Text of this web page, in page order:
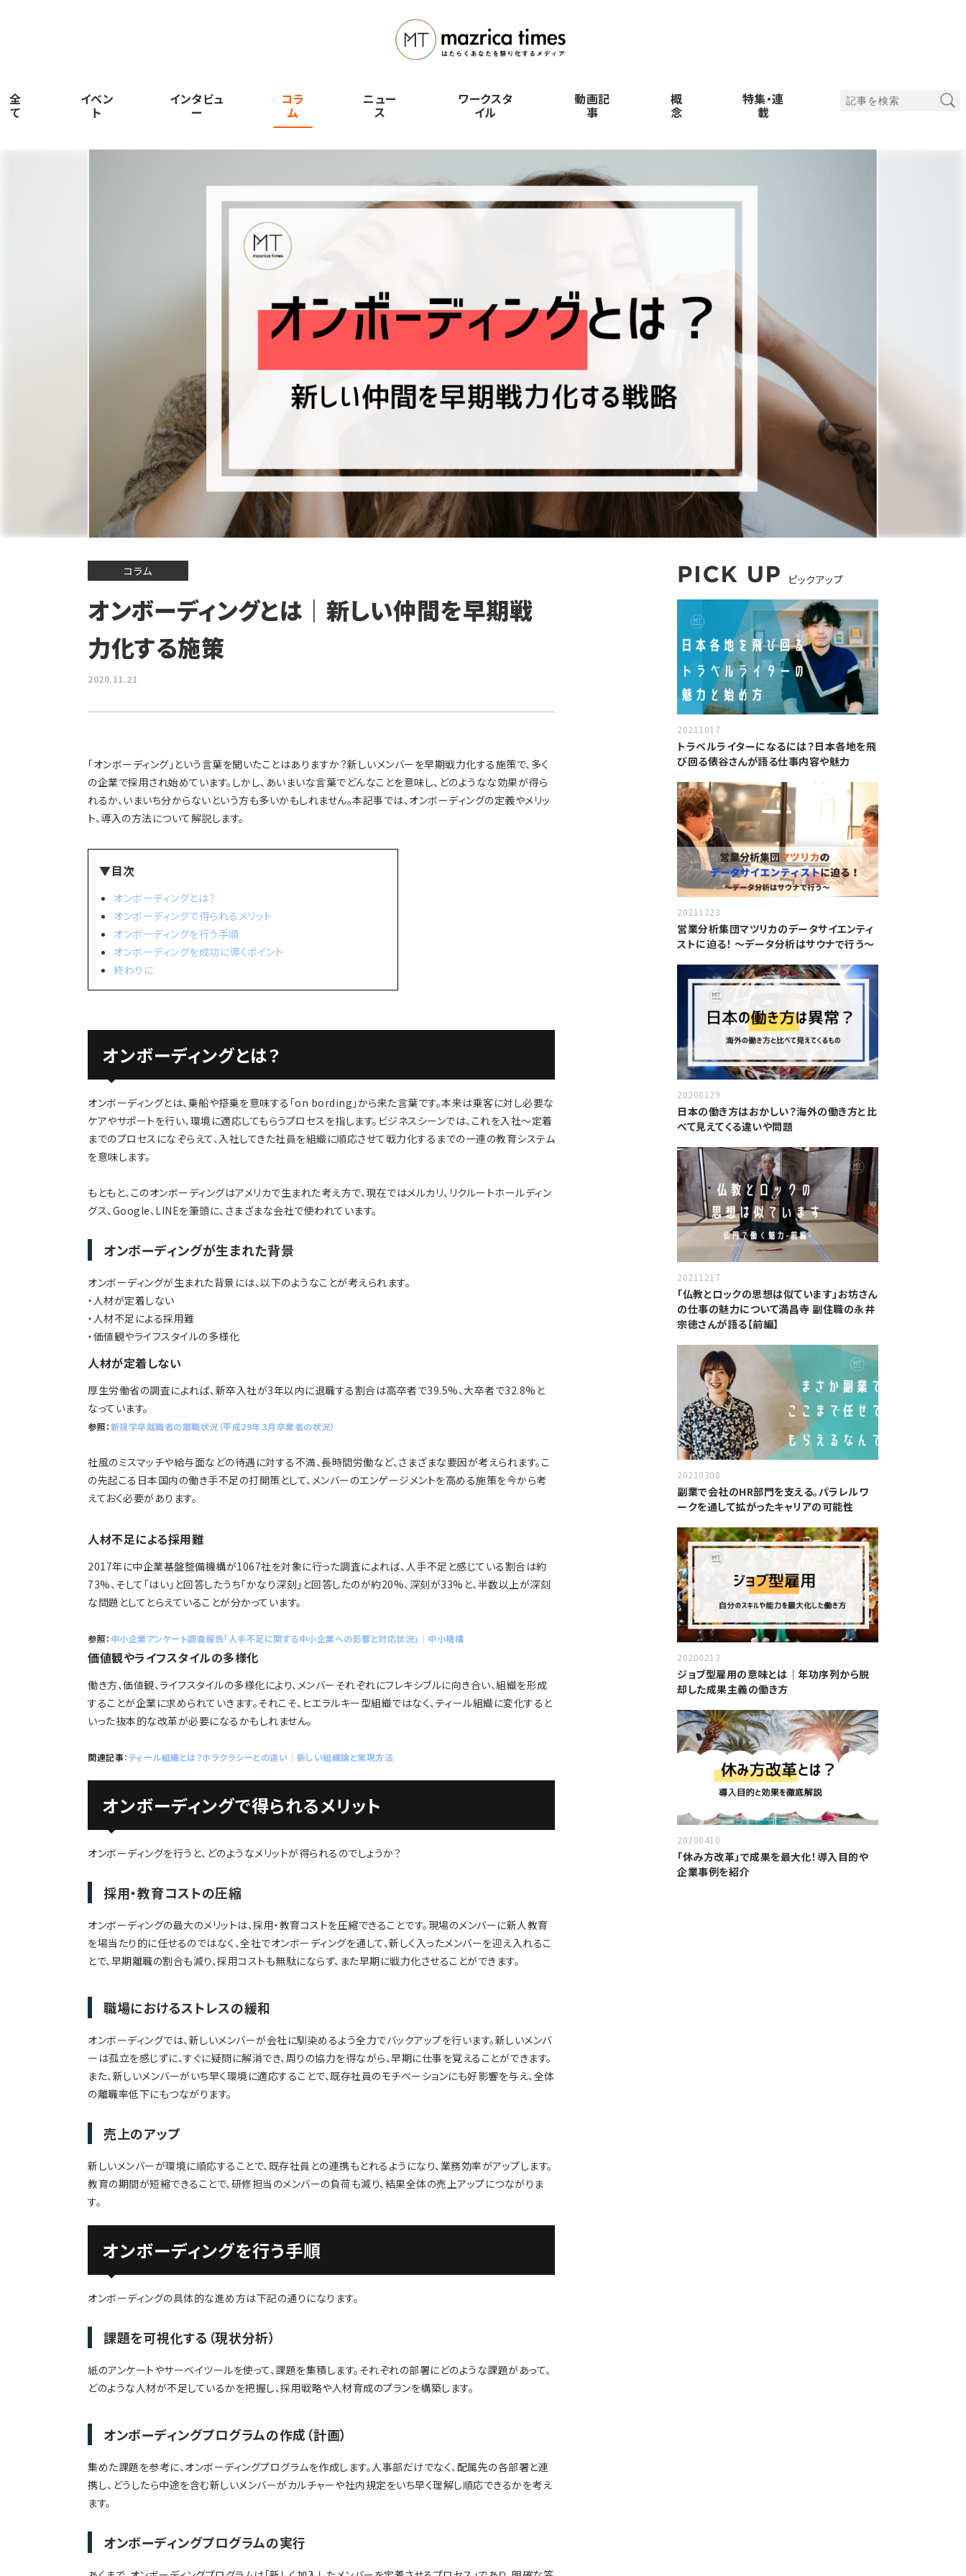
全
て
イベン
ト
インタビュ
ー
コラ
ム
ニュー
ス
ワークスタ
イル
動画記
事
概
念
特集・連
載
コラム
オンボーディングとは｜新しい仲間を早期戦
力化する施策
2020.11.21
「オンボーディング」という言葉を聞いたことはありますか？新しいメンバーを早期戦力化する施策で、多く
の企業で採用され始めています。しかし、あいまいな言葉でどんなことを意味し、どのようなな効果が得ら
れるか、いまいち分からないという方も多いかもしれません。本記事では、オンボーディングの定義やメリッ
ト、導入の方法について解説します。
▼目次
オンボーディングとは？
オンボーディングで得られるメリット
オンボーディングを行う手順
オンボーディングを成功に導くポイント
終わりに
オンボーディングとは？
オンボーディングとは、乗船や搭乗を意味する「on bording」から来た言葉です。本来は乗客に対し必要な
ケアやサポートを行い、環境に適応してもらうプロセスを指します。ビジネスシーンでは、これを入社〜定着
までのプロセスになぞらえて、入社してきた社員を組織に順応させて戦力化するまでの一連の教育システム
を意味します。
もともと、このオンボーディングはアメリカで生まれた考え方で、現在ではメルカリ、リクルートホールディン
グス、Google、LINEを筆頭に、さまざまな会社で使われています。
オンボーディングが生まれた背景
オンボーディングが生まれた背景には、以下のようなことが考えられます。
・人材が定着しない
・人材不足による採用難
・価値観やライフスタイルの多様化
人材が定着しない
厚生労働省の調査によれば、新卒入社が3年以内に退職する割合は高卒者で39.5%、大卒者で32.8%と
なっています。
参照：新規学卒就職者の離職状況（平成29年３月卒業者の状況）
社風のミスマッチや給与面などの待遇に対する不満、長時間労働など、さまざまな要因が考えられます。こ
の先起こる日本国内の働き手不足の打開策として、メンバーのエンゲージメントを高める施策を今から考
えておく必要があります。
人材不足による採用難
2017年に中企業基盤整備機構が1067社を対象に行った調査によれば、人手不足と感じている割合は約
73%、そして「はい」と回答したうち「かなり深刻」と回答したのが約20%、深刻が33%と、半数以上が深刻
な問題としてとらえていることが分かっています。
参照： 中小企業アンケート調査報告「人手不足に関する中小企業への影響と対応状況」｜中小機構
価値観やライフスタイルの多様化
働き方、価値観、ライフスタイルの多様化により、メンバーそれぞれにフレキシブルに向き合い、組織を形成
することが企業に求められていきます。それこそ、ヒエラルキー型組織ではなく、ティール組織に変化すると
いった抜本的な改革が必要になるかもしれません。
関連記事：ティール組織とは？ホラクラシーとの違い｜新しい組織論と実現方法
オンボーディングで得られるメリット
オンボーディングを行うと、どのようなメリットが得られるのでしょうか？
採用・教育コストの圧縮
オンボーディングの最大のメリットは、採用・教育コストを圧縮できることです。現場のメンバーに新人教育
を場当たり的に任せるのではなく、全社でオンボーディングを通して、新しく入ったメンバーを迎え入れるこ
とで、早期離職の割合も減り、採用コストも無駄にならず、また早期に戦力化させることができます。
職場におけるストレスの緩和
オンボーディングでは、新しいメンバーが会社に馴染めるよう全力でバックアップを行います。新しいメンバ
ーは孤立を感じずに、すぐに疑問に解消でき、周りの協力を得ながら、早期に仕事を覚えることができます。
また、新しいメンバーがいち早く環境に適応することで、既存社員のモチベーションにも好影響を与え、全体
の離職率低下にもつながります。
売上のアップ
新しいメンバーが環境に順応することで、既存社員との連携もとれるようになり、業務効率がアップします。
教育の期間が短縮できることで、研修担当のメンバーの負荷も減り、結果全体の売上アップにつながりま
す。
オンボーディングを行う手順
オンボーディングの具体的な進め方は下記の通りになります。
課題を可視化する（現状分析）
紙のアンケートやサーベイツールを使って、課題を集積します。それぞれの部署にどのような課題があって、
どのような人材が不足しているかを把握し、採用戦略や人材育成のプランを構築します。
オンボーディングプログラムの作成（計画）
集めた課題を参考に、オンボーディングプログラムを作成します。人事部だけでなく、配属先の各部署と連
携し、どうしたら中途を含む新しいメンバーがカルチャーや社内規定をいち早く理解し順応できるかを考え
ます。
オンボーディングプログラムの実行
ピックアップ
20211017
トラベルライターになるには？日本各地を飛
び回る俵谷さんが語る仕事内容や魅力
20211223
営業分析集団マツリカのデータサイエンティ
ストに迫る！ 〜データ分析はサウナで行う〜
20200129
日本の働き方はおかしい？海外の働き方と比
べて見えてくる違いや問題
20211217
「仏教とロックの思想は似ています」お坊さん
の仕事の魅力について満昌寺 副住職の永井
宗徳さんが語る【前編】
20210308
副業で会社のHR部門を支える。パラレルワ
ークを通して拡がったキャリアの可能性
20200213
ジョブ型雇用の意味とは｜年功序列から脱
却した成果主義の働き方
20200410
「休み方改革」で成果を最大化！導入目的や
企業事例を紹介